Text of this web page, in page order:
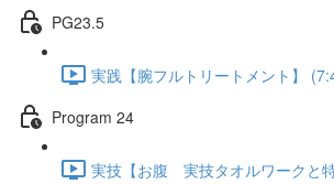
PG23.5
実践【腕フルトリートメント】
Program 24
実技【お腹 実技タオルワークと